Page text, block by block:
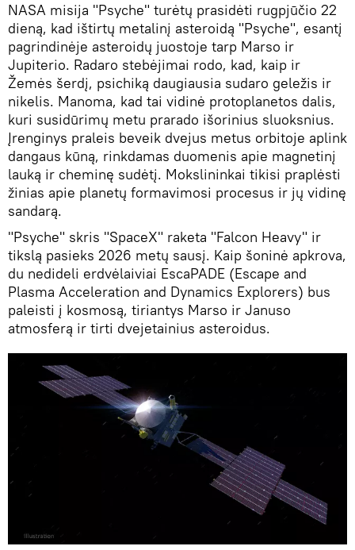
NASA misija "Psyche" turėtų prasidėti rugpjūčio 22
dieną, kad ištirtų metalinį asteroidą "Psyche", esantį
pagrindinėje asteroidų juostoje tarp Marso ir
Jupiterio. Radaro stebėjimai rodo, kad, kaip ir
Žemės šerdį, psichiką daugiausia sudaro geležis ir
nikelis. Manoma, kad tai vidinė protoplanetos dalis,
kuri susidūrimų metu prarado išorinius sluoksnius.
Įrenginys praleis beveik dvejus metus orbitoje aplink
dangaus kūną, rinkdamas duomenis apie magnetinį
lauką ir cheminę sudėtį. Mokslininkai tikisi praplėsti
žinias apie planetų formavimosi procesus ir jų vidinę
sandarą.
"Psyche" skris "SpaceX" raketa "Falcon Heavy" ir
tikslą pasieks 2026 metų sausį. Kaip šoninė apkrova,
du nedideli erdvėlaiviai EscaPADE (Escape and
Plasma Acceleration and Dynamics Explorers) bus
paleisti į kosmosą, tiriantys Marso ir Januso
atmosferą ir tirti dvejetainius asteroidus.